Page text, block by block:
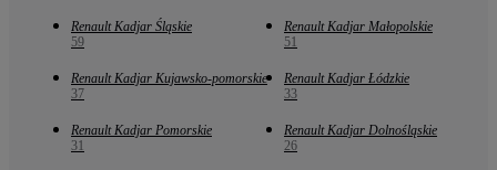
Renault Kadjar Śląskie
59
Renault Kadjar Małopolskie
51
Renault Kadjar Kujawsko-pomorskie
37
Renault Kadjar Łódzkie
33
Renault Kadjar Pomorskie
31
Renault Kadjar Dolnośląskie
26